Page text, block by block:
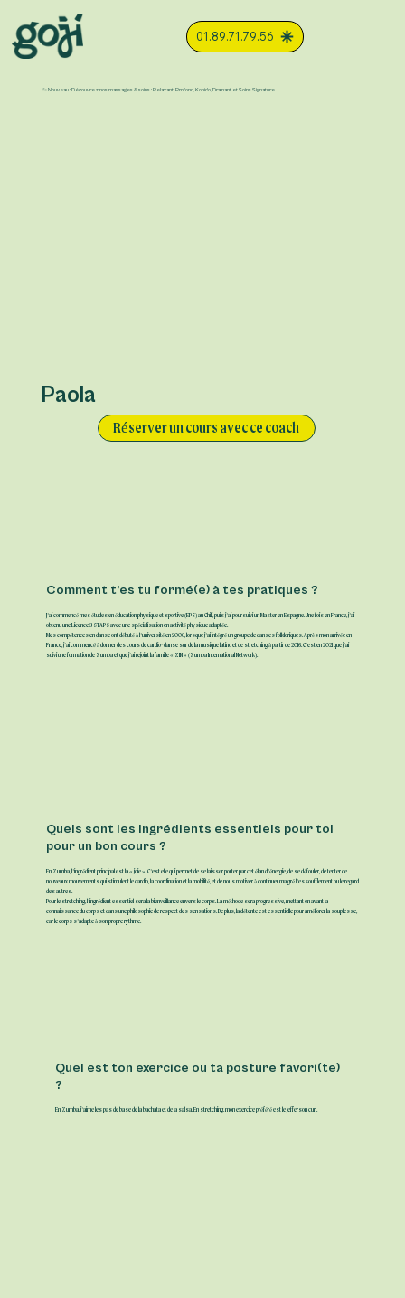
✨ Nouveau : Découvrez nos massages & soins : Relaxant, Profond, Kobido, Drainant et Soins Signature.
01.89.71.79.56
Paola
Réserver un cours avec ce coach
Comment t’es tu formé(e) à tes pratiques ?
J’ai commencé mes études en éducation physique et sportive (EPS) au Chili, puis j’ai poursuivi un Master en Espagne. Une fois en France, j’ai
obtenu une Licence 3 STAPS avec une spécialisation en activité physique adaptée.
Mes compétences en danse ont débuté à l’université en 2006, lorsque j’ai intégré un groupe de danses folkloriques. Après mon arrivée en
France, j’ai commencé à donner des cours de cardio-danse sur de la musique latino et de stretching à partir de 2016. C’est en 2021 que j’ai
suivi une formation de Zumba et que j’ai rejoint la famille « ZIN » (Zumba International Network).
Quels sont les ingrédients essentiels pour toi
pour un bon cours ?
En Zumba, l’ingrédient principal est la « joie ». C’est elle qui permet de se laisser porter par cet élan d’énergie, de se défouler, de tenter de
nouveaux mouvements qui stimulent le cardio, la coordination et la mobilité, et de nous motiver à continuer malgré l’essoufflement ou le regard
des autres.
Pour le stretching, l’ingrédient essentiel sera la bienveillance envers le corps. La méthode sera progressive, mettant en avant la
connaissance du corps et dans une philosophie de respect des sensations. De plus, la détente est essentielle pour améliorer la souplesse,
car le corps s’adapte à son propre rythme.
Quel est ton exercice ou ta posture favori(te)
?
En Zumba, j’aime les pas de base de la bachata et de la salsa. En stretching, mon exercice préféré est le Jefferson curl.